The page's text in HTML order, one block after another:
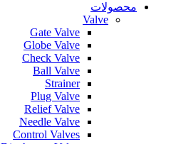
محصولات
Valve
Gate Valve
Globe Valve
Check Valve
Ball Valve
Strainer
Plug Valve
Relief Valve
Needle Valve
Control Valves